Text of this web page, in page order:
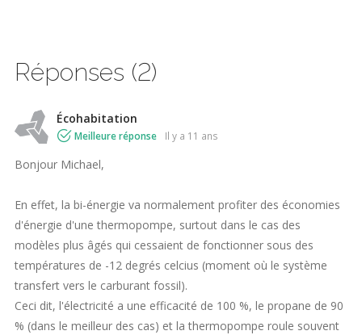
Réponses (2)
Écohabitation
Meilleure réponse il y a 11 ans
Bonjour Michael,
En effet, la bi-énergie va normalement profiter des économies
d'énergie d'une thermopompe, surtout dans le cas des
modèles plus âgés qui cessaient de fonctionner sous des
températures de -12 degrés celcius (moment où le système
transfert vers le carburant fossil).
Ceci dit, l'électricité a une efficacité de 100 %, le propane de 90
% (dans le meilleur des cas) et la thermopompe roule souvent